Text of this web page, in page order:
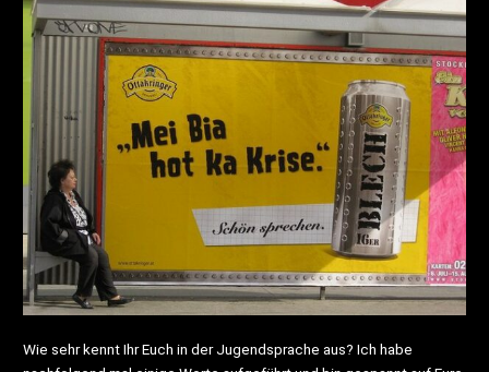
Wie sehr kennt Ihr Euch in der Jugendsprache aus? Ich habe